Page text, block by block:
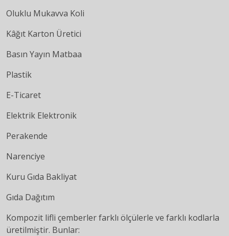
Oluklu Mukavva Koli
Kâğıt Karton Üretici
Basın Yayın Matbaa
Plastik
E-Ticaret
Elektrik Elektronik
Perakende
Narenciye
Kuru Gıda Bakliyat
Gıda Dağıtım
Kompozit lifli çemberler farklı ölçülerle ve farklı kodlarla
üretilmiştir. Bunlar: